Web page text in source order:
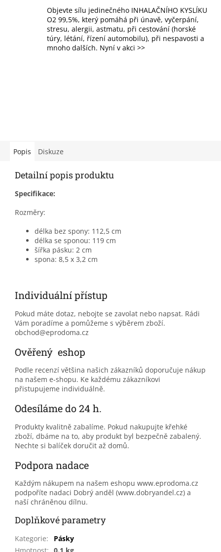
Objevte sílu jedinečného INHALAČNÍHO KYSLÍKU
O2 99,5%, který pomáhá při únavě, vyčerpání,
stresu, alergii, astmatu, při cestování (horské
túry, létání, řízení automobilu), při nespavosti a
mnoho dalších. Nyní v akci >>
Popis Diskuze
Detailní popis produktu
Specifikace:
Rozměry:
délka bez spony: 112,5 cm
délka se sponou: 119 cm
šířka pásku: 2 cm
spona: 8,5 x 3,2 cm
Individuální přístup
Pokud máte dotaz, nebojte se zavolat nebo napsat. Rádi
Vám poradíme a pomůžeme s výběrem zboží.
obchod@eprodoma.cz
Ověřený eshop
Podle recenzí většina našich zákazníků doporučuje nákup
na našem e-shopu. Ke každému zákazníkovi
přistupujeme individuálně.
Odesíláme do 24 h.
Produkty kvalitně zabalíme. Pokud nakupujte křehké
zboží, dbáme na to, aby produkt byl bezpečně zabalený.
Nechte si balíček doručit až domů.
Podpora nadace
Každým nákupem na našem eshopu www.eprodoma.cz
podpoříte nadaci Dobrý anděl (www.dobryandel.cz) a
naší chráněnou dílnu.
Doplňkové parametry
Kategorie:
Pásky